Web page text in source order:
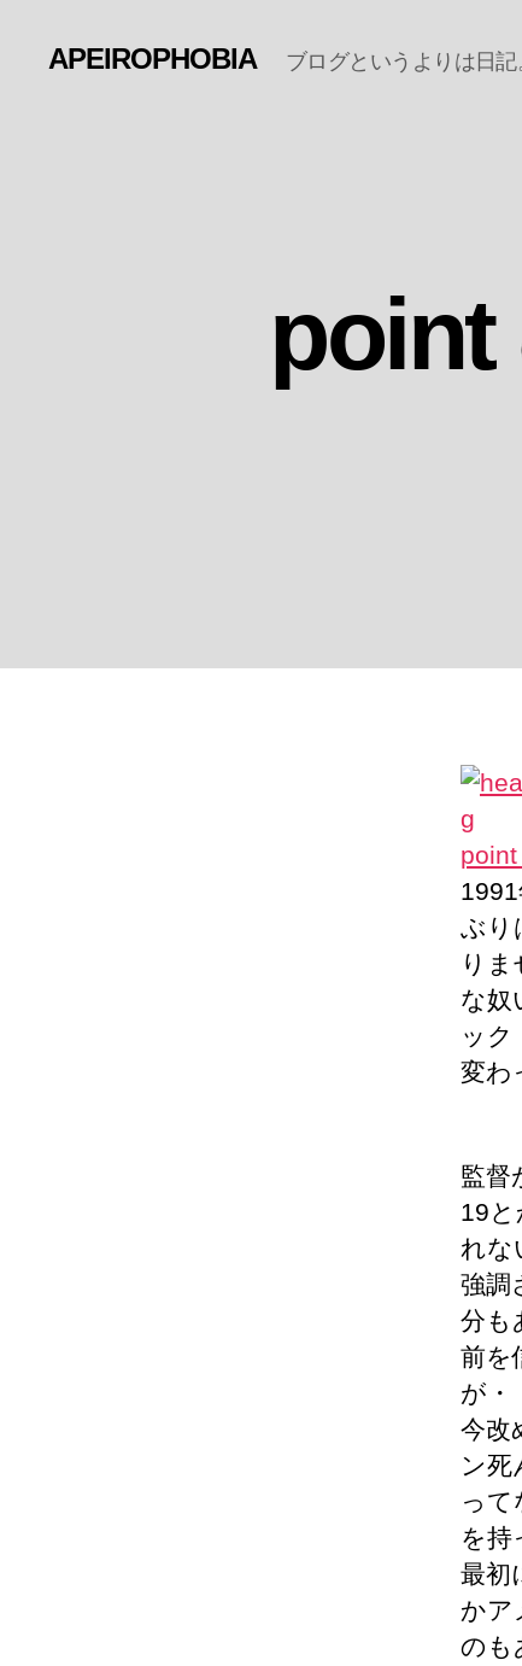
APEIROPHOBIA ブログというよりは日記
point
point
ぶり
りま
な奴
ック
変わ
監督
19
れな
強調
分も
前を
が・
今改
ン死
って
を持
最初
かア
のも